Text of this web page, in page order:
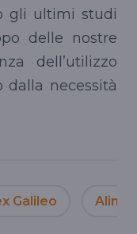
gli ultimi studi
delle nostre
dell’utilizzo
dalla necessità
Galileo